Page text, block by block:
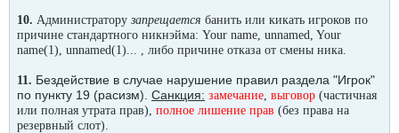
10. Администратору запрещается банить или кикать игроков по
причине стандартного никнэйма: Your name, unnamed, Your
name(1), unnamed(1)... , либо причине отказа от смены ника.
11. Бездействие в случае нарушение правил раздела "Игрок"
по пункту 19 (расизм). Санкция: замечание выговор (частичная
или полная утрата прав), полное лишение прав (без права на
резервный слот).